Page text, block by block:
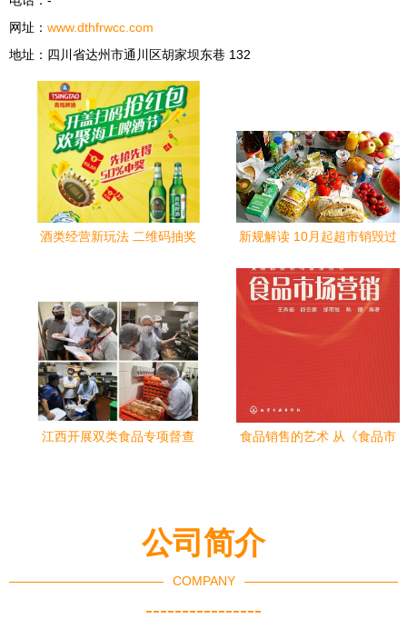
小规模商户
的新风险将
全面落地，
许多满怀布
局速销生意
与存量控制
的致经营者
亦遭“极刑
式”索偿。”,
网址： www.dthfrwcc.com
地址：四川省达州市通川区胡家坝东巷 132
酒类经营新玩法 二维码抽奖
新规解读 10月起超市销毁过
收紧
江西开展双类食品专项督查
食品销售的艺术 从《食品市
公司简介
COMPANY
----------------